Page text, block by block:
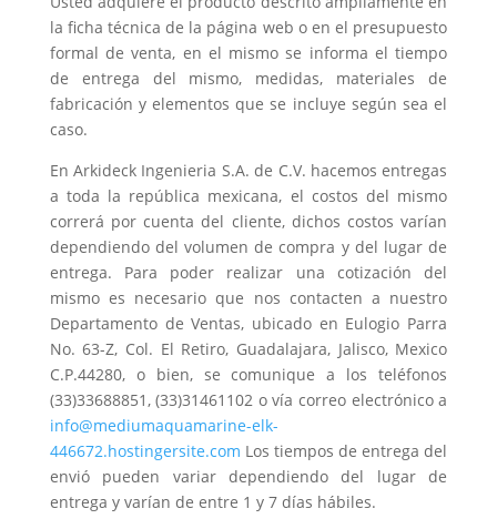
la ficha técnica de la página web o en el presupuesto
formal de venta, en el mismo se informa el tiempo
de entrega del mismo, medidas, materiales de
fabricación y elementos que se incluye según sea el
caso.
En Arkideck Ingenieria S.A. de C.V. hacemos entregas
a toda la república mexicana, el costos del mismo
correrá por cuenta del cliente, dichos costos varían
dependiendo del volumen de compra y del lugar de
entrega. Para poder realizar una cotización del
mismo es necesario que nos contacten a nuestro
Departamento de Ventas, ubicado en Eulogio Parra
No. 63-Z, Col. El Retiro, Guadalajara, Jalisco, Mexico
C.P.44280, o bien, se comunique a los teléfonos
(33)33688851, (33)31461102 o vía correo electrónico a
info@mediumaquamarine-elk-
446672.hostingersite.com Los tiempos de entrega del
envió pueden variar dependiendo del lugar de
entrega y varían de entre 1 y 7 días hábiles.